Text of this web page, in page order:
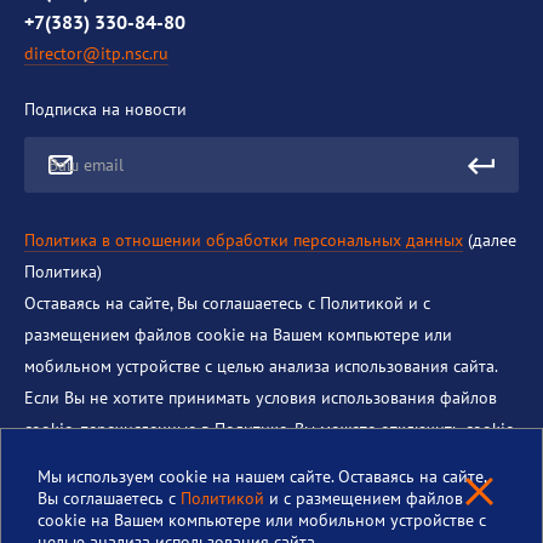
Мы используем cookie на нашем сайте. Оставаясь на сайте,
Вы соглашаетесь с Политикой и с размещением файлов
cookie на Вашем компьютере или мобильном устройстве с
+7(383) 330-84-80
director@itp.nsc.ru
Подписка на новости
Ваш email
Политика в отношении обработки персональных данных (далее
Политика)
Оставаясь на сайте, Вы соглашаетесь с Политикой и с
размещением файлов cookie на Вашем компьютере или
мобильном устройстве с целью анализа использования сайта.
Если Вы не хотите принимать условия использования файлов
cookie, перечисленные в Политике, Вы можете отключить cookie
другие условия, перечисленные в Политике, Вы должны
немедленно прекратить использование этого сайта.